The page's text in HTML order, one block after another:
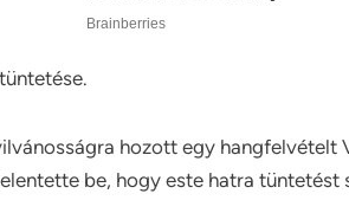
hozott egy hangfelvételt
be, hogy este hatra tüntetést